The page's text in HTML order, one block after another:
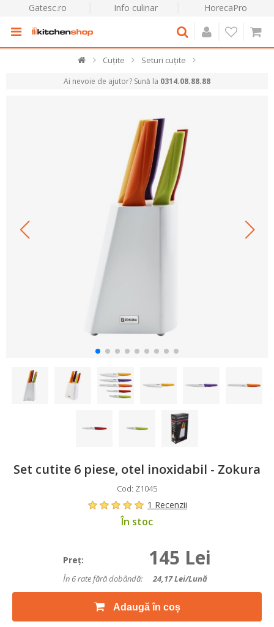
Gatesc.ro Info culinar HorecaPro
Cuțite Seturi cuțite
Ai nevoie de ajutor? Sună la 0314.08.88.88
Set cutite 6 piese, otel inoxidabil - Zokura
Cod: Z1045
1 Recenzii
În stoc
Preţ: 145 Lei
În 6 rate fără dobândă: 24,17Lei/lună
Adaugă în coș